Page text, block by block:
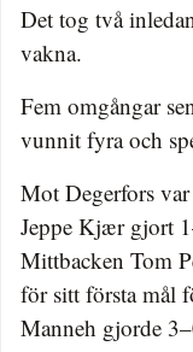
Det tog två
vakna.
Fem omgångar
vunnit fyra och
Mot Degerfors var
Jeppe Kjær gjort
Mittbacken Tom
för sitt första mål
Manneh gjorde